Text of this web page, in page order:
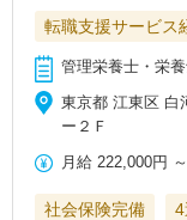
転職支援サービス
管理栄養士・栄
東京都 江東区
ー２Ｆ
月給 222,000円 ～
社会保険完備